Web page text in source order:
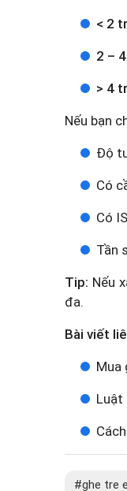
< 2
2 –
> 4
Nếu bạn
Độ
Có
Có
Tần
Tip: Nếu
đa.
Bài viết
Mua
Luật
ghe tre